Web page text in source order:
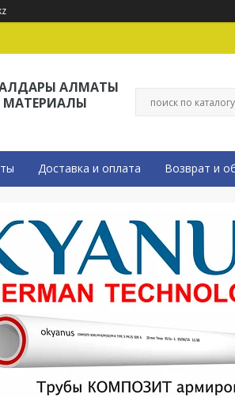
АЛМАТЫ
МАТЕРИАЛЫ
Доставка и оплата Возврат и